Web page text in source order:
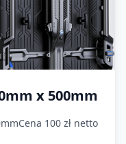
x 500mm
100 zł netto